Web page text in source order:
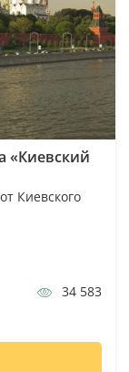
«Киевский
Киевского
34 583